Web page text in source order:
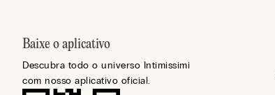
Baixe o aplicativo
Descubra todo o universo Intimissimi
com nosso aplicativo oficial.